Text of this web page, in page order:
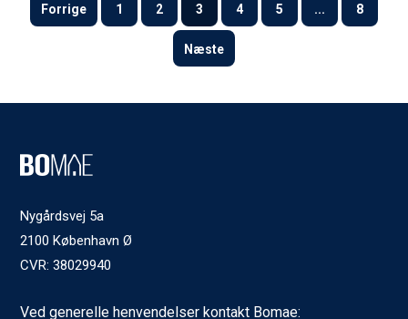
Forrige 1 2 3 4 5 ... 8
Næste
Nygårdsvej 5a
2100 København Ø
CVR: 38029940
Ved generelle henvendelser kontakt Bomae: